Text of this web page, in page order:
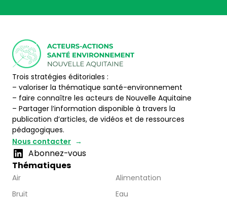
Trois stratégies éditoriales :
– valoriser la thématique santé-environnement
– faire connaître les acteurs de Nouvelle Aquitaine
– Partager l’information disponible à travers la
publication d’articles, de vidéos et de ressources
pédagogiques.
Nous contacter
Abonnez-vous
Thématiques
Air
Alimentation
Bruit
Eau